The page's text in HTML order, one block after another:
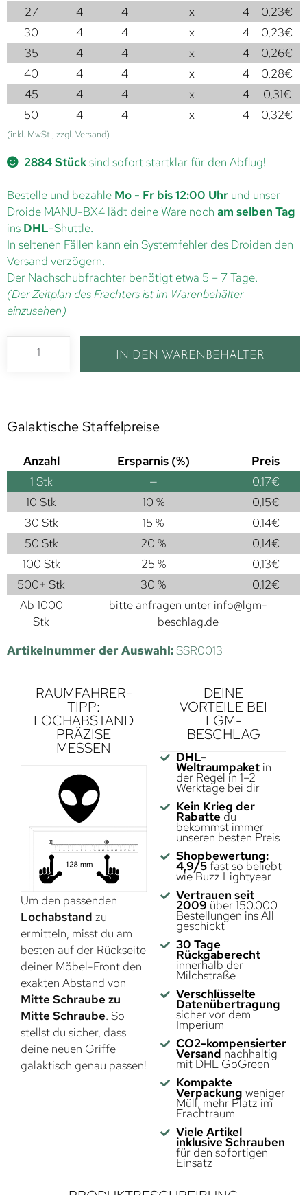
27
4 4 x 4 0,23€
30
4 4 x 4 0,23€
35
4 4 x 4 0,26€
40
4 4 x 4 0,28€
45
4 4 x 4 0,31€
50
4 4 x 4 0,32€
(inkl. MwSt., zzgl. Versand)
2884 Stücksind sofort startklar für den Abflug!
Bestelle und bezahle Mo - Fr bis 12:00 Uhr und unser
Droide MANU-BX4 lädt deine Ware noch am selben Tag
ins DHL-Shuttle.
In seltenen Fällen kann ein Systemfehler des Droiden den
Versand verzögern.
Der Nachschubfrachter benötigt etwa 5 – 7 Tage.
(Der Zeitplan des Frachters ist im Warenbehälter
einzusehen)
IN DEN WARENBEHÄLTER
Galaktische Staffelpreise
Anzahl Ersparnis (%)
Preis
1 Stk — 0,17€
10 Stk
10 % 0,15€
30 Stk
15 % 0,14€
50 Stk
20 % 0,14€
100 Stk
25 % 0,13€
500+ Stk
30 % 0,12€
Ab 1000
Stk
bitte anfragen unter info@lgm-
beschlag.de
Artikelnummer der Auswahl:SSR0013
RAUMFAHRER-
TIPP:
LOCHABSTAND
PRÄZISE
MESSEN
Um den passenden
Lochabstand zu
ermitteln, misst du am
besten auf der Rückseite
deiner Möbel-Front den
exakten Abstand von
Mitte Schraube zu
Mitte Schraube. So
stellst du sicher, dass
deine neuen Griffe
galaktisch genau passen!
DEINE
VORTEILE BEI
LGM-
BESCHLAG
DHL-
Weltraumpaketin
der Regel in 1–2
Werktage bei dir
Kein Krieg der
Rabatte du
bekommst immer
unseren besten Preis
Shopbewertung:
4,9/5fast so beliebt
wie Buzz Lightyear
Vertrauen seit
2009 über 150.000
Bestellungen ins All
geschickt
30 Tage
Rückgaberecht
innerhalb der
Milchstraße
Verschlüsselte
Datenübertragung
sicher vor dem
Imperium
CO2-kompensierter
Versand nachhaltig
mit DHL GoGreen
Kompakte
Verpackung weniger
Müll, mehr Platz im
Frachtraum
Viele Artikel
inklusive Schrauben
für den sofortigen
Einsatz